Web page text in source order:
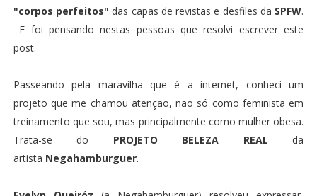
"corpos perfeitos" das capas de revistas e desfiles da SPFW.
E foi pensando nestas pessoas que resolvi escrever este
post.
Passeando pela maravilha que é a internet, conheci um
projeto que me chamou atenção, não só como feminista em
treinamento que sou, mas principalmente como mulher obesa.
Trata-se do PROJETO BELEZA REAL da
artista Negahamburguer.